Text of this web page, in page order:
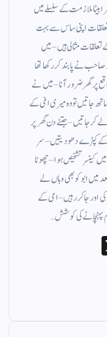
بیٹا ملازمت کے سلسلے میں
اپنی ساس سے بہت
مثالی ہیں – میں
نے پابند کر رکھا تھا
پر گھر ضرور آنا – میں نے
جاتیں تو وہ میری امّی کے
جاتیں – جتنے دن گھر پر
کپڑے دھو دیتیں – سر
کینسر تشخیص ہوا – چھوٹا
میں ابو کو بھی وہاں لے
اور جاکر رہیں – امی کے
پہنچانے کی کوشش…